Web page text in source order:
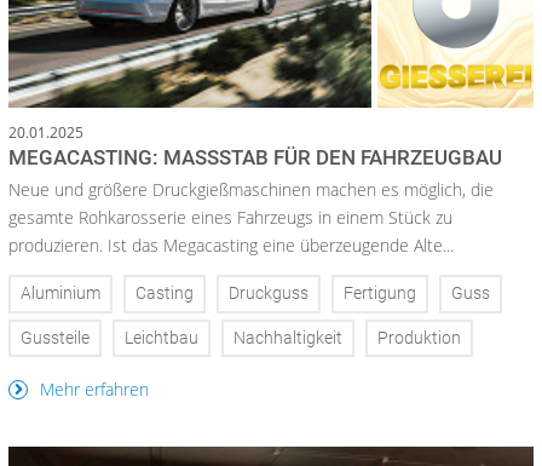
20.01.2025
MEGACASTING: MASSSTAB FÜR DEN FAHRZEUGBAU
Neue und größere Druckgießmaschinen machen es möglich, die
gesamte Rohkarosserie eines Fahrzeugs in einem Stück zu
produzieren. Ist das Megacasting eine überzeugende Alte...
Aluminium Casting Druckguss Fertigung Guss
Gussteile Leichtbau Nachhaltigkeit Produktion
Mehr erfahren